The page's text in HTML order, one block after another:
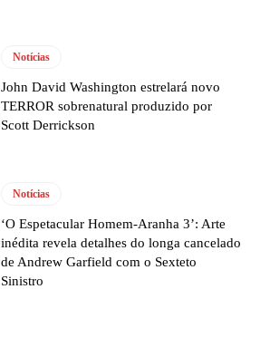
Notícias
John David Washington estrelará novo
TERROR sobrenatural produzido por
Scott Derrickson
Notícias
‘O Espetacular Homem-Aranha 3’: Arte
inédita revela detalhes do longa cancelado
de Andrew Garfield com o Sexteto
Sinistro